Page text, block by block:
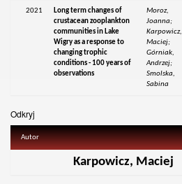
2021
Long term changes of
crustacean zooplankton
communities in Lake
Wigry as a response to
changing trophic
conditions - 100 years of
observations
Moroz,
Joanna;
Karpowicz,
Maciej;
Górniak,
Andrzej;
Smolska,
Sabina
Odkryj
Autor
Karpowicz, Maciej